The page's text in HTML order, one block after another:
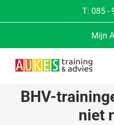
naar
T: 085 -
Mijn
BHV-
niet